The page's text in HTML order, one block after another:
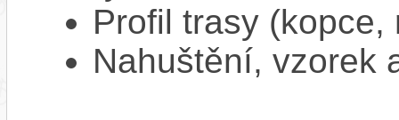
Profil trasy
Nahuštění, vzorek